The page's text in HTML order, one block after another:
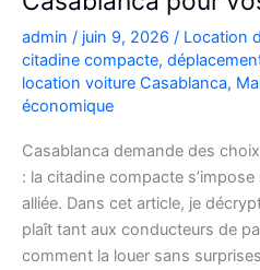
admin / juin 9, 2026 / Location
citadine compacte,
location voiture Casablanca,
économique
Casablanca demande des
: la citadine compacte
alliée. Dans cet article, je
plaît tant aux conducteurs de
comment la louer sans